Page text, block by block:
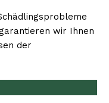
wir Ihnen
der